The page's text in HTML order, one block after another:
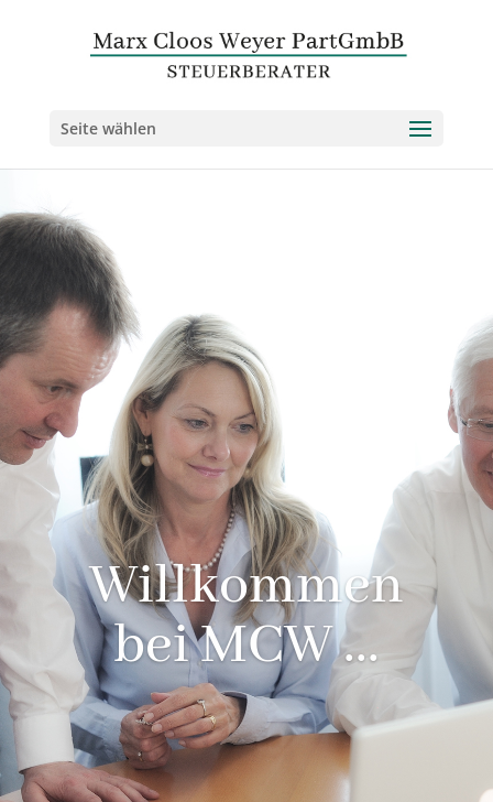
Seite wählen
Willkommen
bei MCW ...